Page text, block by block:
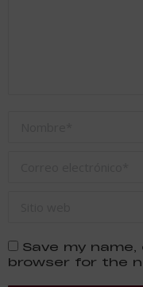
Save my
browser for the